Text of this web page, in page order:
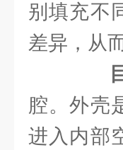
别填充不
差异，从
腔。外壳
进入内部